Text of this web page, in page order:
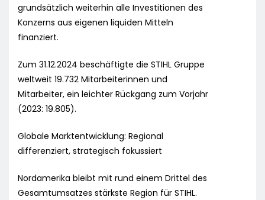
grundsätzlich weiterhin alle Investitionen des
Konzerns aus eigenen liquiden Mitteln
finanziert.
Zum 31.12.2024 beschäftigte die STIHL Gruppe
weltweit 19.732 Mitarbeiterinnen und
Mitarbeiter, ein leichter Rückgang zum Vorjahr
(2023: 19.805).
Globale Marktentwicklung: Regional
differenziert, strategisch fokussiert
Nordamerika bleibt mit rund einem Drittel des
Gesamtumsatzes stärkste Region für STIHL.